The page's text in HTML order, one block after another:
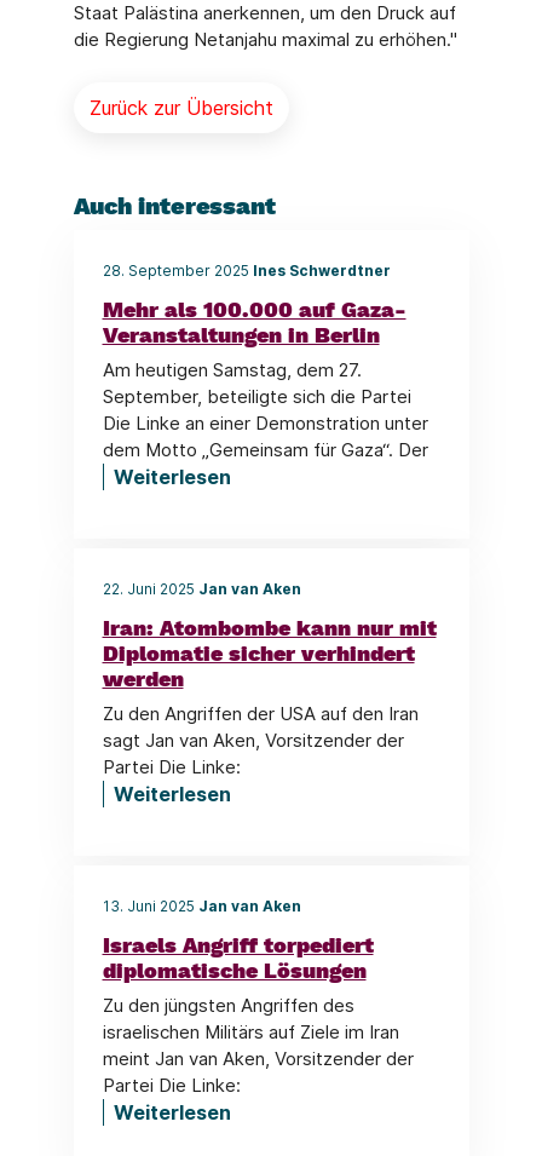
Staat Palästina anerkennen, um den Druck auf
die Regierung Netanjahu maximal zu erhöhen."
Zurück zur Übersicht
Auch interessant
28. September 2025 Ines Schwerdtner
Mehr als 100.000 auf Gaza-
Veranstaltungen in Berlin
Am heutigen Samstag, dem 27.
September, beteiligte sich die Partei
Die Linke an einer Demonstration unter
dem Motto „Gemeinsam für Gaza“. Der
Weiterlesen
22. Juni 2025 Jan van Aken
Iran: Atombombe kann nur mit
Diplomatie sicher verhindert
werden
Zu den Angriffen der USA auf den Iran
sagt Jan van Aken, Vorsitzender der
Partei Die Linke:
Weiterlesen
13. Juni 2025 Jan van Aken
Israels Angriff torpediert
diplomatische Lösungen
Zu den jüngsten Angriffen des
israelischen Militärs auf Ziele im Iran
meint Jan van Aken, Vorsitzender der
Partei Die Linke:
Weiterlesen